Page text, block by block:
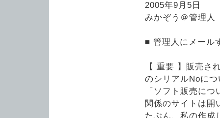
2005年9月5日
みかぞう＠管理人
■ 管理人にメール
【 重要 】販売さ
のシリアルNoに
「ソフト販売に
関係のサイトは開
たぶん、私の作成